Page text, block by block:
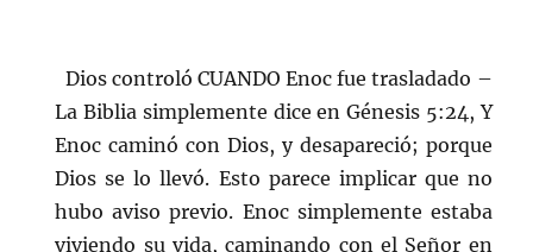
Dios controló CUANDO Enoc fue trasladado –
La Biblia simplemente dice en Génesis 5:24, Y
Enoc caminó con Dios, y desapareció; porque
Dios se lo llevó. Esto parece implicar que no
hubo aviso previo. Enoc simplemente estaba
viviendo su vida, caminando con el Señor en